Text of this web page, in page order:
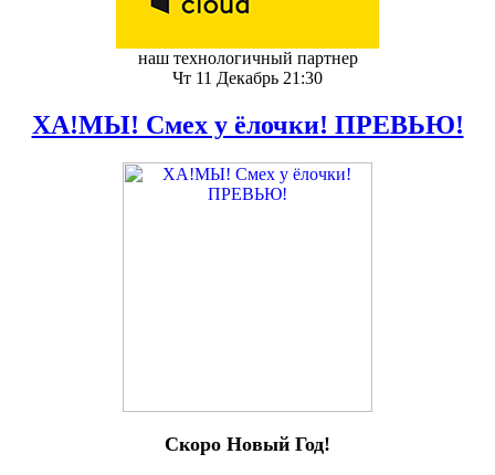
наш технологичный партнер
Чт 11 Декабрь 21:30
ХА!МЫ! Смех у ёлочки! ПРЕВЬЮ!
Скоро Новый Год!